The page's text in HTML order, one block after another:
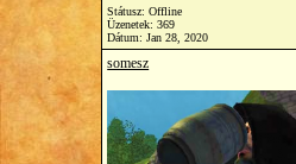
Státusz: Offline
Üzenetek: 369
Dátum:Jan 28, 2020
somesz